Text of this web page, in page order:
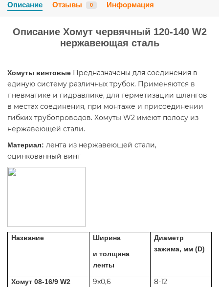
Описание Отзывы 0 Информация
Описание Хомут червячный 120-140 W2
нержавеющая сталь
Хомуты винтовые Предназначены для соединения в
единую систему различных трубок. Применяются в
пневматике и гидравлике, для герметизации шлангов
в местах соединения, при монтаже и присоединении
гибких трубопроводов. Хомуты W2 имеют полосу из
нержавеющей стали.
Материал: лента из нержавеющей стали,
оцинкованный винт
Название Ширина
и толщина
ленты
Диаметр
зажима, мм (D)
Хомут 08-16/9 W2
9x0,6 8-12